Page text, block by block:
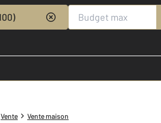
Vente Vente maison